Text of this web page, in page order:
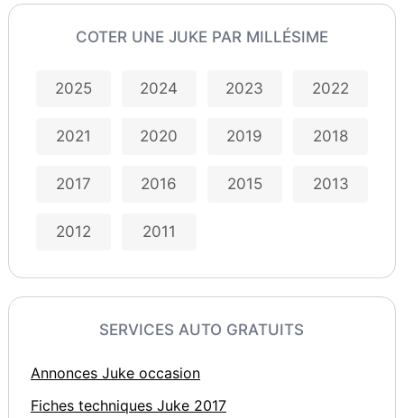
COTER UNE JUKE PAR MILLÉSIME
2025 2024 2023 2022
2021 2020 2019 2018
2017 2016 2015 2013
2012 2011
SERVICES AUTO GRATUITS
Annonces Juke occasion
Fiches techniques Juke 2017